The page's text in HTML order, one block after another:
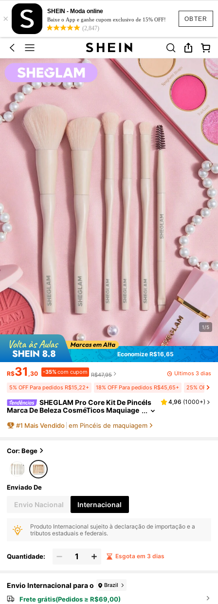
OBTER
×
SHEIN - Moda online
Baixe o App e ganhe cupom exclusivo de 15% OFF!
(2,847)
1/5
Economize R$16,65
R$31 ,30 -35%com cupom R$47,95 Últimos 3 dias
5% OFF Para pedidos R$15,22+ 18% OFF Para pedidos R$45,65+ 25% OFF
SHEGLAM Pro Core Kit De PincéIs
Marca De Beleza CosméTicos Maquiage
4,96 (1000+)
#1 Mais Vendido em Pincéis de maquiagem
Cor: Bege
Enviado De
Envio Nacional Internacional
Produto Internacional sujeito à declaração de importação e a
tributos estaduais e federais.
Quantidade: Esgota em 3 dias
Envio Internacional para o Brazil
Frete grátis(Pedidos ≥ R$69,00)